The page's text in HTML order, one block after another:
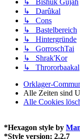
↳ Bishûk Gujah
↳ Darûkal
↳ Cons
↳ Bastelbereich
↳ Hintergründe
↳ GorroschTai
↳ Shrak'Kor
↳ Thrororbaakal
Orklager-
Alle Zeiten sind
Alle Cookies
*Hexagon style by
*Style version: 2.2.7